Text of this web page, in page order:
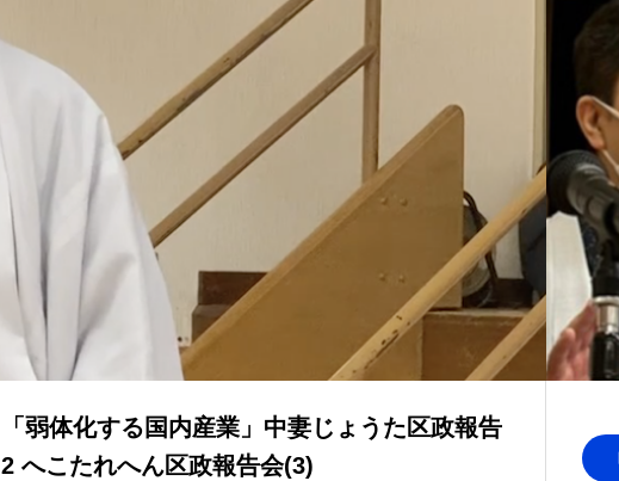
「弱体化する国内産業」中妻じょうた区政報告
2 へこたれへん区政報告会(3)